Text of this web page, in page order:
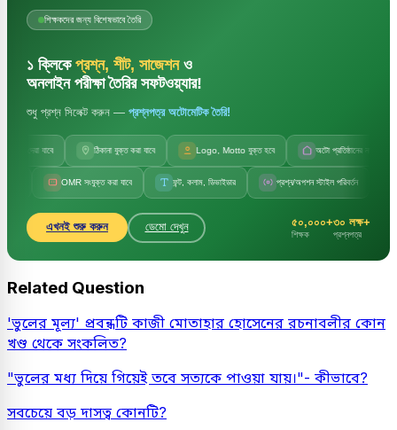
শিক্ষকদের জন্য বিশেষভাবে তৈরি
১ ক্লিকে প্রশ্ন, শীট, সাজেশনও
অনলাইন পরীক্ষা তৈরির সফটওয়্যার!
শুধু প্রশ্ন সিলেক্ট করুন — প্রশ্নপত্র অটোমেটিক তৈরি!
ঠিকানা যুক্ত করা যাবে Logo, Motto যুক্ত হবে অটো প্রতিষ্ঠানের নাম
OMR সংযুক্ত করা যাবে ফন্ট, কলাম, ডিভাইডার প্রশ্ন/অপশন স্টাইল পরিবর্তন
এখনই শুরু করুন ডেমো দেখুন ৫০,০০০+
শিক্ষক
৩০ লক্ষ+
প্রশ্নপত্র
Related Question
'ভুলের মূল্য' প্রবন্ধটি কাজী মোতাহার হোসেনের রচনাবলীর কোন
খণ্ড থেকে সংকলিত?
"ভুলের মধ্য দিয়ে গিয়েই তবে সত্যকে পাওয়া যায়।"- কীভাবে?
সবচেয়ে বড় দাসত্ব কোনটি?